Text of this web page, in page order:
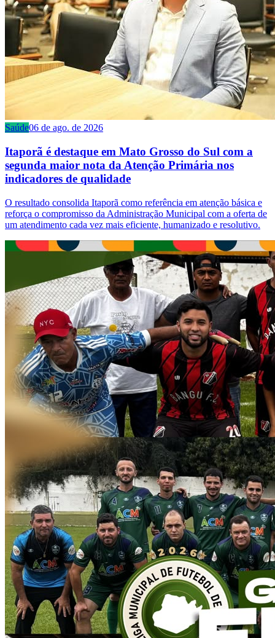
Saúde06 de ago. de 2026
Itaporã é destaque em Mato Grosso do Sul com a
segunda maior nota da Atenção Primária nos
indicadores de qualidade
O resultado consolida Itaporã como referência em atenção básica e
reforça o compromisso da Administração Municipal com a oferta de
um atendimento cada vez mais eficiente, humanizado e resolutivo.